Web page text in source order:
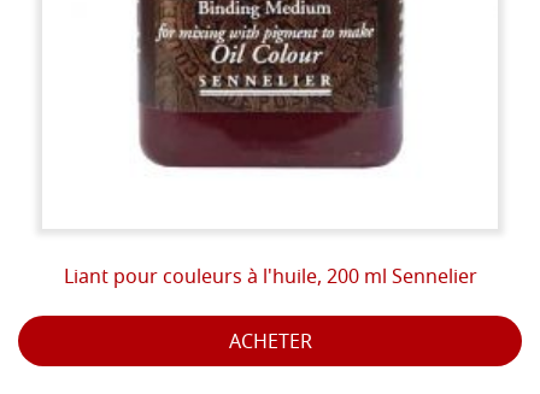
Liant pour couleurs à l'huile, 200 ml Sennelier
ACHETER